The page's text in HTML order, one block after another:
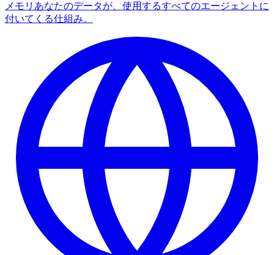
メモリ あなたのデータが、使用するすべてのエージェントに
付いてくる仕組み。